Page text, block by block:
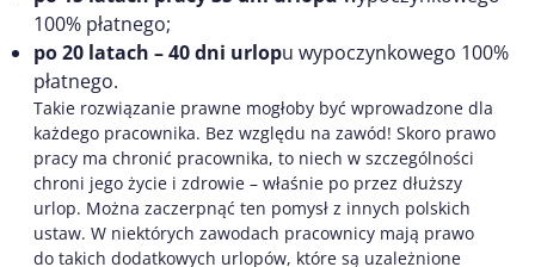
100% płatnego;
po 20 latach – 40 dni urlopu wypoczynkowego 100%
płatnego.
Takie rozwiązanie prawne mogłoby być wprowadzone dla
każdego pracownika. Bez względu na zawód! Skoro prawo
pracy ma chronić pracownika, to niech w szczególności
chroni jego życie i zdrowie – właśnie po przez dłuższy
urlop. Można zaczerpnąć ten pomysł z innych polskich
ustaw. W niektórych zawodach pracownicy mają prawo
do takich dodatkowych urlopów, które są uzależnione